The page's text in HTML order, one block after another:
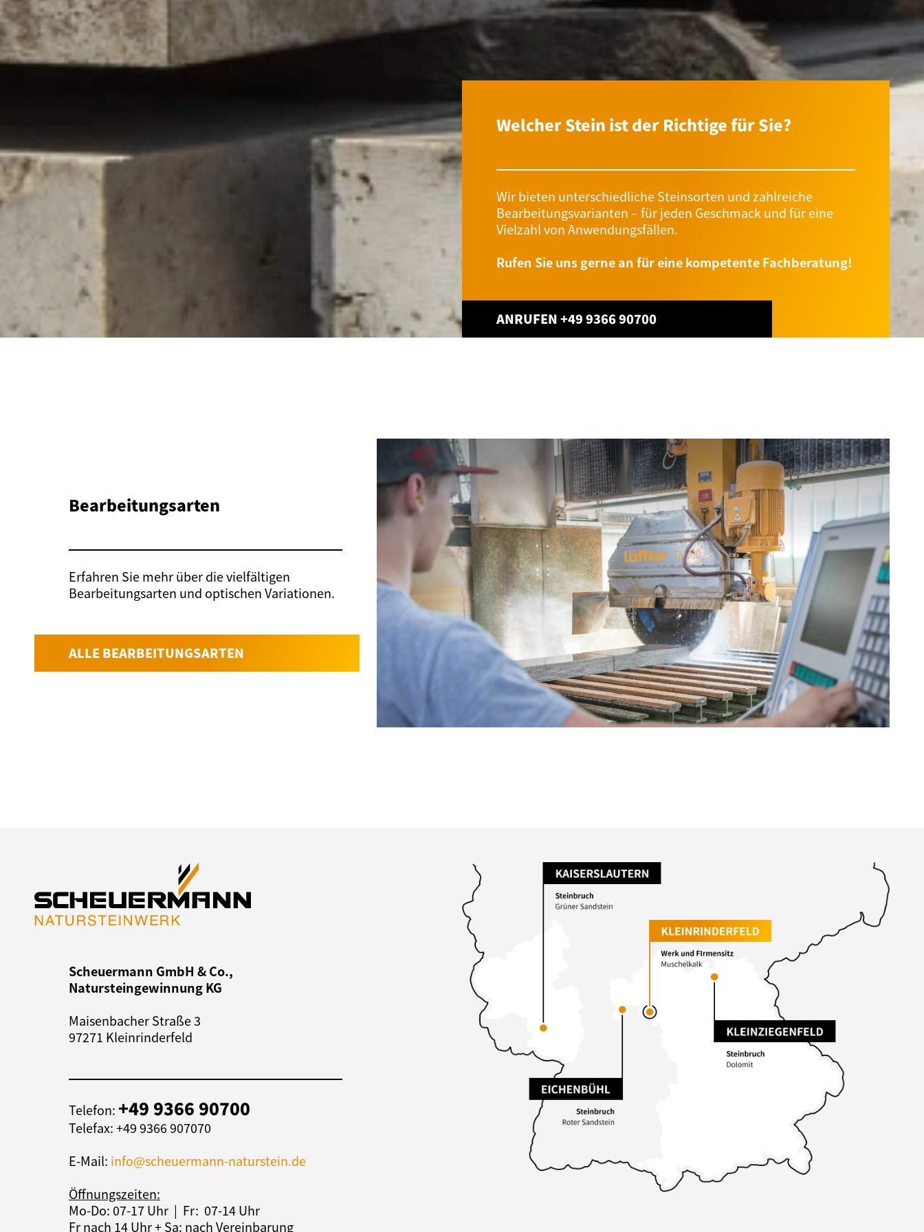
Welcher Stein ist der Richtige für Sie?
Wir bieten unterschiedliche Steinsorten und zahlreiche
Bearbeitungsvarianten – für jeden Geschmack und für eine
Vielzahl von Anwendungsfällen.
Rufen Sie uns gerne an für eine kompetente Fachberatung!
ANRUFEN +49 9366 90700
Bearbeitungsarten
Erfahren Sie mehr über die vielfältigen
Bearbeitungsarten und optischen Variationen.
ALLE BEARBEITUNGSARTEN
Scheuermann GmbH & Co.,
Natursteingewinnung KG
Maisenbacher Straße 3
97271 Kleinrinderfeld
Telefon: +49 9366 90700
Telefax: +49 9366 907070
E-Mail: info@scheuermann-naturstein.de
Öffnungszeiten:
Mo-Do: 07-17 Uhr | Fr: 07-14 Uhr
Fr nach 14 Uhr + Sa: nach Vereinbarung